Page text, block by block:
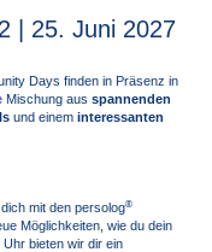
| 25. Juni 2027
Days finden in Präsenz in
Mischung aus spannenden
und einem interessanten
mit den persolog®
Möglichkeiten, wie du dein
bieten wir dir ein